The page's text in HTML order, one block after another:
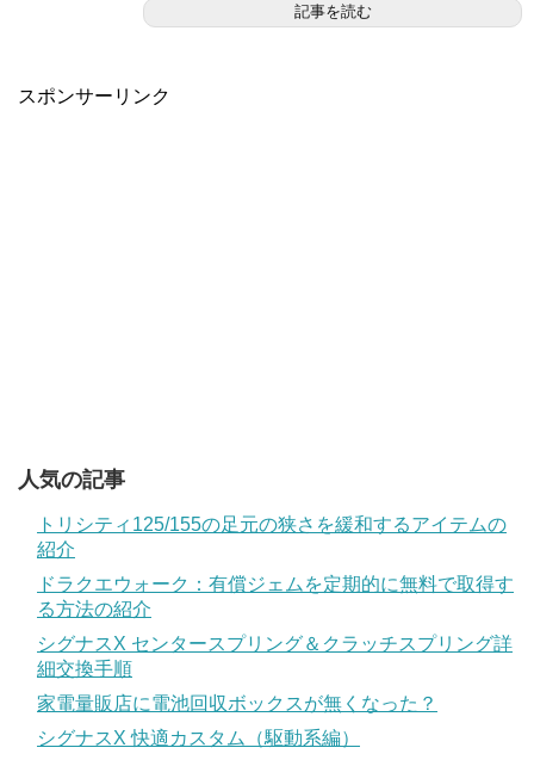
記事を読む
スポンサーリンク
人気の記事
トリシティ125/155の足元の狭さを緩和するアイテムの
紹介
ドラクエウォーク：有償ジェムを定期的に無料で取得す
る方法の紹介
シグナスX センタースプリング＆クラッチスプリング詳
細交換手順
家電量販店に電池回収ボックスが無くなった？
シグナスX 快適カスタム（駆動系編）